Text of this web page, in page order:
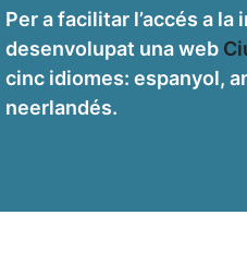
Per a facilitar l’accés a la
desenvolupat una web
cinc idiomes: espanyol,
neerlandés.